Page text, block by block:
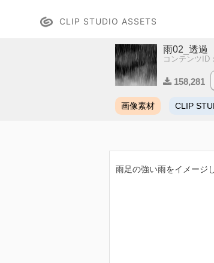
CLIP STUDIO ASSETS
雨02_透過
コンテンツID：
158,281
画像素材 CLIP
雨足の強い雨をイメージ